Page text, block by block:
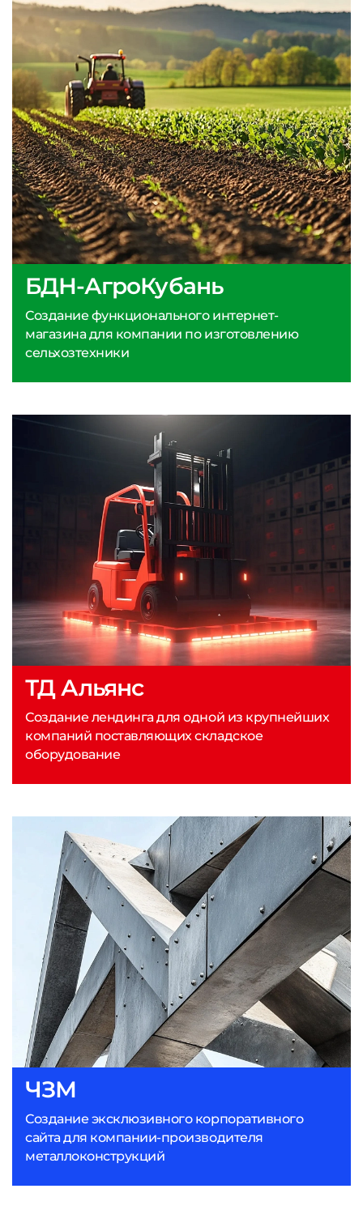
БДН-АгроКубань
Создание функционального интернет-
магазина для компании по изготовлению
сельхозтехники
ЧЗМ
Создание эксклюзивного корпоративного
сайта для компании-производителя
металлоконструкций
ТД Альянс
Создание лендинга для одной из крупнейших
компаний поставляющих складское
оборудование